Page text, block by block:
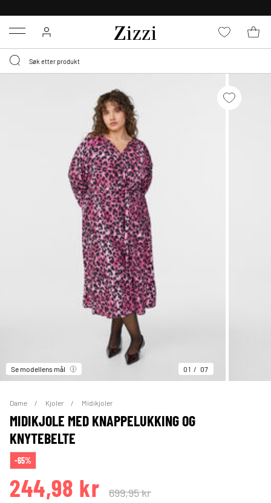
Menu
Se modellens mål 01 07
Dame Kjoler Midikjoler
MIDIKJOLE MED KNAPPELUKKING OG
KNYTEBELTE
-65%
244,98 kr 699,95 kr